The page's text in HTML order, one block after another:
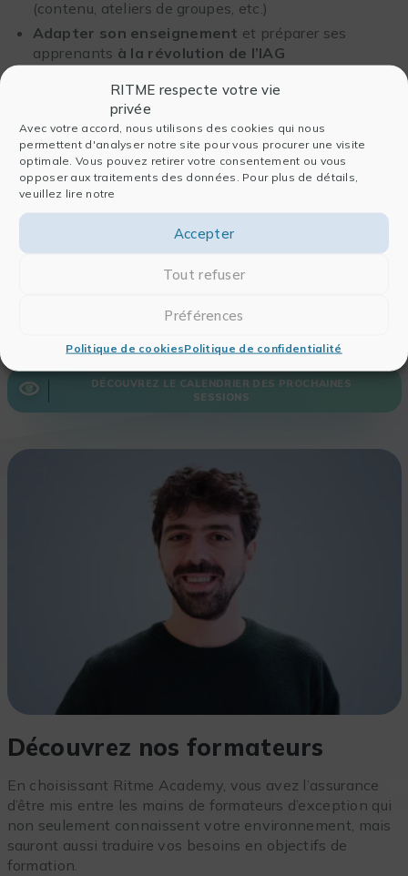
RITME respecte votre vie
privée
Avec votre accord, nous utilisons des cookies qui nous
permettent d'analyser notre site pour vous procurer une visite
optimale. Vous pouvez retirer votre consentement ou vous
opposer aux traitements des données. Pour plus de détails,
veuillez lire notre
Accepter
Tout refuser
Préférences
Politique de cookiesPolitique de confidentialité
(contenu, ateliers de groupes, etc.)
Adapter son enseignement et préparer ses
apprenants à la révolution de l’IAG
01 et 08 octobre
DEMANDER UN DEVIS
DÉCOUVREZ LE CALENDRIER DES PROCHAINES
SESSIONS
Découvrez nos formateurs
En choisissant Ritme Academy, vous avez l’assurance
d’être mis entre les mains de formateurs d’exception qui
non seulement connaissent votre environnement, mais
sauront aussi traduire vos besoins en objectifs de
formation.